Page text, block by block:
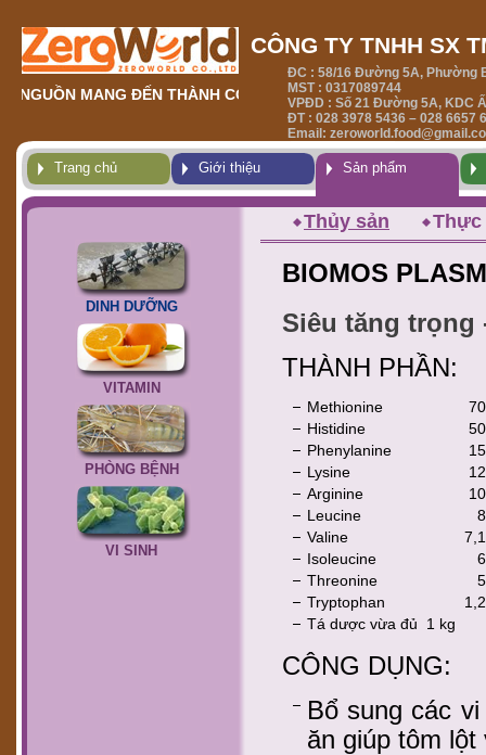
CÔNG TY TNHH SX
ĐC : 58/16 Đường 5A, Phường
MST : 0317089744
VPĐD : Số 21 Đường 5A, KDC
ĐT : 028 3978 5436 – 028 6657
Email:
MANG ĐẾN THÀNH CÔNG NƠI KHỞI NGUỒN
Trang chủ Giới thiệu Sản phẩm
Thủy sản Thực
DINH DƯỠNG
VITAMIN
PHÒNG BỆNH
VI SINH
BIOMOS
Siêu tăng trọng
THÀNH PHẦN:
Methionine
Histidine
Phenylanine
Lysine
Arginine
Leucine
Valine
Isoleucine
Threonine
Tryptophan
Tá dược vừa đủ 1 kg
CÔNG DỤNG:
Bổ sung các
ăn giúp tôm lột